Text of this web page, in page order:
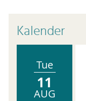
Kalender
Tue
11
AUG